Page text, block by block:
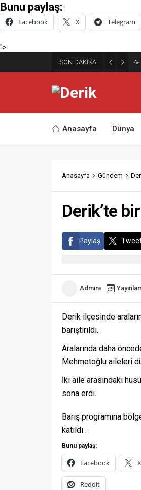
Bunu paylaş:
Facebook X Telegram
">
SON DAKİKA
Anasayfa Dünya
Anasayfa Gündem
Derik’te
Paylaş
Admin
Derik ilçesinde
barıştırıldı.
Aralarında daha
Mehmetoğlu aileleri
İki aile arasındaki
sona erdi.
Barış programına
katıldı .
Bunu paylaş:
Facebook X
Reddit